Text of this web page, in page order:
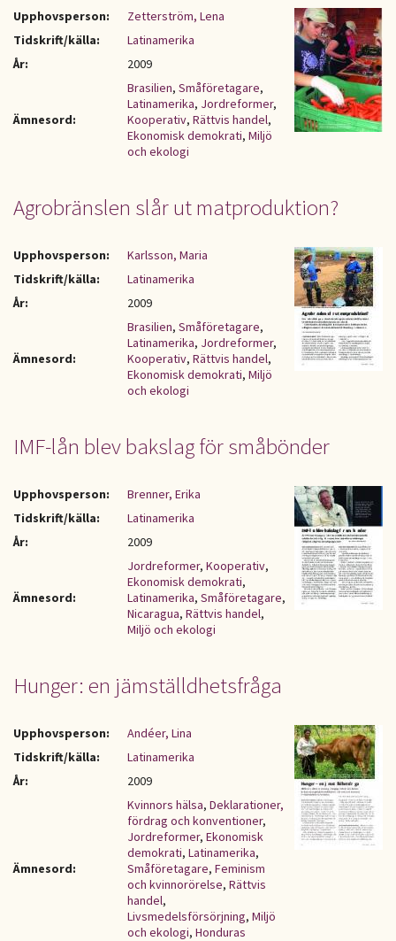
Upphovsperson:
Zetterström, Lena
Tidskrift/källa:
Latinamerika
År:
2009
Ämnesord:
Brasilien, Småföretagare,
Latinamerika, Jordreformer,
Kooperativ, Rättvis handel,
Ekonomisk demokrati, Miljö
och ekologi
Agrobränslen slår ut matproduktion?
Upphovsperson:
Karlsson, Maria
Tidskrift/källa:
Latinamerika
År:
2009
Ämnesord:
Brasilien, Småföretagare,
Latinamerika, Jordreformer,
Kooperativ, Rättvis handel,
Ekonomisk demokrati, Miljö
och ekologi
IMF-lån blev bakslag för småbönder
Upphovsperson:
Brenner, Erika
Tidskrift/källa:
Latinamerika
År:
2009
Ämnesord:
Jordreformer, Kooperativ,
Ekonomisk demokrati,
Latinamerika, Småföretagare,
Nicaragua, Rättvis handel,
Miljö och ekologi
Hunger: en jämställdhetsfråga
Upphovsperson:
Andéer, Lina
Tidskrift/källa:
Latinamerika
År:
2009
Ämnesord:
Kvinnors hälsa, Deklarationer,
fördrag och konventioner,
Jordreformer, Ekonomisk
demokrati, Latinamerika,
Småföretagare, Feminism
och kvinnorörelse, Rättvis
handel,
Livsmedelsförsörjning, Miljö
och ekologi, Honduras